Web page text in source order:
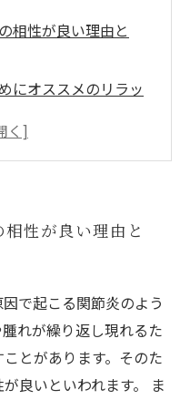
相性が良い理由と
にオススメのリラッ
法を徹底解説！
ラクゼーション法と
性が良い理由と
で起こる関節炎のよう
れが繰り返し現れるた
とがあります。そのた
良いといわれます。 ま